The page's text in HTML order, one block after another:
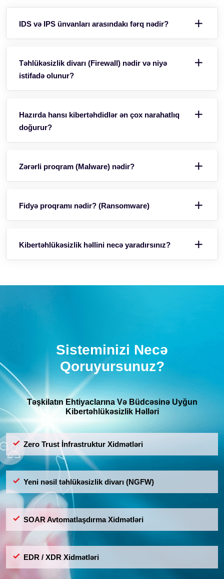
IDS və IPS ünvanları arasındakı fərq nədir?
Təhlükəsizlik divarı (Firewall) nədir və niyə
istifadə olunur?
Hazırda hansı kibertəhdidlər ən çox narahatlıq
doğurur?
Zərərli proqram (Malware) nədir?
Fidyə proqramı nədir? (Ransomware)
Kibertəhlükəsizlik həllini necə yaradırsınız?
Sisteminizi Necə
Qoruyursunuz?
Təşkilatın Ehtiyaclarına Və Büdcəsinə Uyğun
Kibertəhlükəsizlik Həlləri
Zero Trust İnfrastruktur Xidmətləri
Yeni nəsil təhlükəsizlik divarı (NGFW)
SOAR Avtomatlaşdırma Xidmətləri
EDR / XDR Xidmətləri